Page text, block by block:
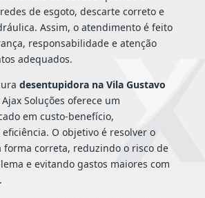
de esgoto, descarte correto e
Assim, o atendimento é feito
responsabilidade e atenção
adequados.
desentupidora na Vila Gustavo
Ajax Soluções oferece um
em custo-benefício,
O objetivo é resolver o
correta, reduzindo o risco de
e evitando gastos maiores com